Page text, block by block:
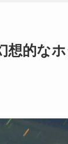
想的な